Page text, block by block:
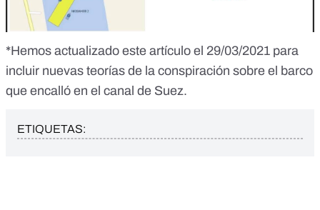
*Hemos actualizado este artículo el 29/03/2021 para
incluir nuevas teorías de la conspiración sobre el barco
que encalló en el canal de Suez.
ETIQUETAS: